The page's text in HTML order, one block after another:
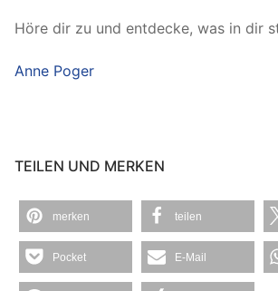
Höre dir zu und entdecke, was in dir
Anne Poger
TEILEN UND MERKEN
merken teilen
Pocket E-Mail